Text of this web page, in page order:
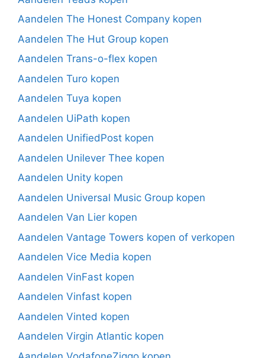
Aandelen The Honest Company kopen
Aandelen The Hut Group kopen
Aandelen Trans-o-flex kopen
Aandelen Turo kopen
Aandelen Tuya kopen
Aandelen UiPath kopen
Aandelen UnifiedPost kopen
Aandelen Unilever Thee kopen
Aandelen Unity kopen
Aandelen Universal Music Group kopen
Aandelen Van Lier kopen
Aandelen Vantage Towers kopen of verkopen
Aandelen Vice Media kopen
Aandelen VinFast kopen
Aandelen Vinfast kopen
Aandelen Vinted kopen
Aandelen Virgin Atlantic kopen